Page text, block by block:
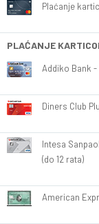
Plaćanje
PLAĆANJE
Addiko Bank -
Diners Club
Intesa
(do 12 rata)
American